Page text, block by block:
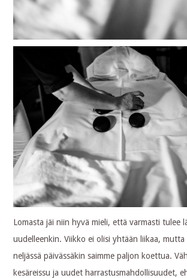
Lomasta jäi niin hyvä mieli, että varmasti tulee
uudelleenkin. Viikko ei olisi yhtään liikaa,
neljässä päivässäkin saimme paljon koettua.
kesäreissu ja uudet harrastusmahdollisuudet,